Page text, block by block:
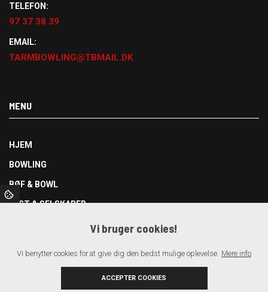
TELEFON:
97 37 38 39
EMAIL:
TARMBOWLING@TBMAIL.DK
MENU
HJEM
BOWLING
BØF & BOWL
FEST & SELSKABER
ÅBNINGSTIDER OG PRISERVi bruger cookies!
Vi benytter cookies for at give dig den bedst mulige oplevelse. Mere info
ACCEPTER COOKIES